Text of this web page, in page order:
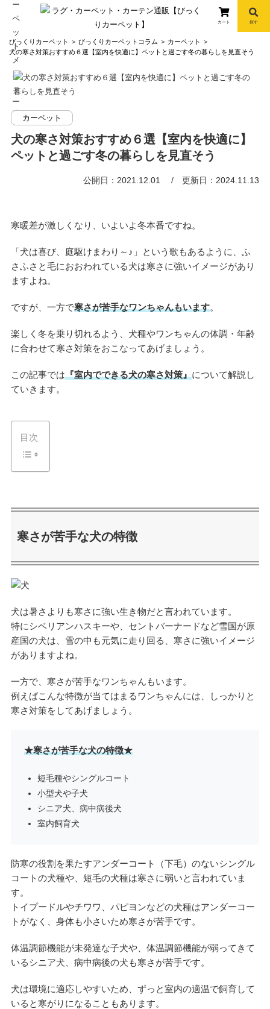
info
カート 探す
びっくりカーペット びっくりカーペットコラム
カーペット
犬の寒さ対策おすすめ６選【室内を快適に】ペットと過ごす冬の暮らしを見直そう
カーペット
犬の寒さ対策おすすめ６選【室内を快適に】
ペットと過ごす冬の暮らしを見直そう
公開日：2021.12.01 更新日：2024.11.13
寒暖差が激しくなり、いよいよ冬本番ですね。
「犬は喜び、庭駆けまわり～♪」という歌もあるように、ふ
さふさと毛におおわれている犬は寒さに強いイメージがあり
ますよね。
ですが、一方で寒さが苦手なワンちゃんもいます。
楽しく冬を乗り切れるよう、犬種やワンちゃんの体調・年齢
に合わせて寒さ対策をおこなってあげましょう。
この記事では『室内でできる犬の寒さ対策』について解説し
ていきます。
目次
寒さが苦手な犬の特徴
犬は暑さよりも寒さに強い生き物だと言われています。
特にシベリアンハスキーや、セントバーナードなど雪国が原
産国の犬は、雪の中も元気に走り回る、寒さに強いイメージ
がありますよね。
一方で、寒さが苦手なワンちゃんもいます。
例えばこんな特徴が当てはまるワンちゃんには、しっかりと
寒さ対策をしてあげましょう。
★寒さが苦手な犬の特徴★
短毛種やシングルコート
小型犬や子犬
シニア犬、病中病後犬
室内飼育犬
防寒の役割を果たすアンダーコート（下毛）のないシングル
コートの犬種や、短毛の犬種は寒さに弱いと言われていま
す。
トイプードルやチワワ、パピヨンなどの犬種はアンダーコー
トがなく、身体も小さいため寒さが苦手です。
体温調節機能が未発達な子犬や、体温調節機能が弱ってきて
いるシニア犬、病中病後の犬も寒さが苦手です。
犬は環境に適応しやすいため、ずっと室内の適温で飼育して
いると寒がりになることもあります。